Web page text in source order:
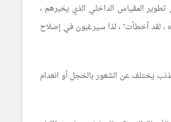
المقياس الداخلي الذي يخبرهم ،
ه ، لقد أخطأت" ، لذا سيرغبون في إصلاح
يختلف عن الشعور بالخجل أو انعدام